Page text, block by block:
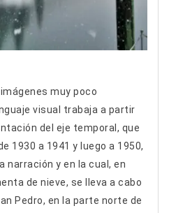
muy poco
visual trabaja a partir
del eje temporal, que
1930 a 1941 y luego a 1950,
narración y en la cual, en
de nieve, se lleva a cabo
Pedro, en la parte norte de